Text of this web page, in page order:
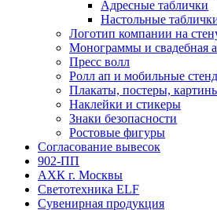
Адресные таблички
Настольные
Логотип компании на
Монограммы и свадебная
Пресс волл
Ролл ап и мобильные
Плакаты, постеры,
Наклейки и стикеры
Знаки безопасности
Ростовые фигуры
Согласование вывесок
902-ПП
АХК г. Москвы
Светотехника ELF
Сувенирная продукция